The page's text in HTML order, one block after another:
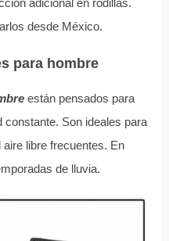
desde México.
para hombre
están pensados para
constante. Son ideales para
libre frecuentes. En
de lluvia.